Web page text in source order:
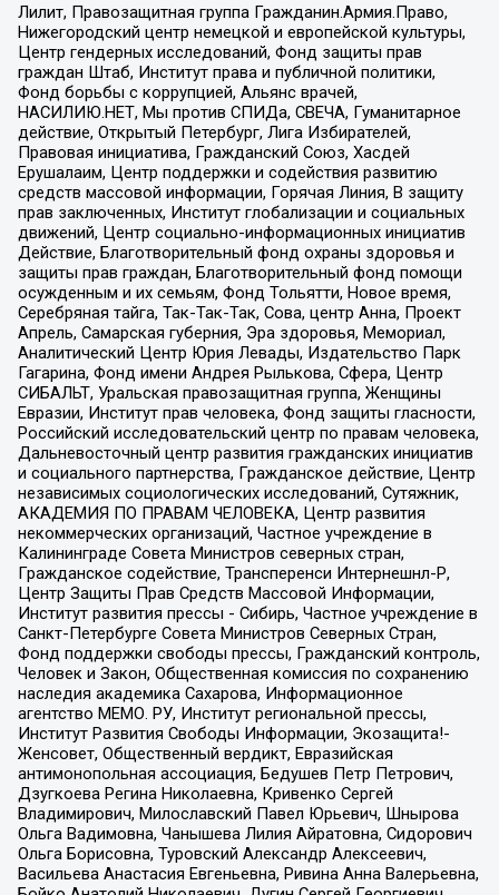
Лилит, Правозащитная группа Гражданин.Армия.Право,
Нижегородский центр немецкой и европейской культуры,
Центр гендерных исследований, Фонд защиты прав
граждан Штаб, Институт права и публичной политики,
Фонд борьбы с коррупцией, Альянс врачей,
НАСИЛИЮ.НЕТ, Мы против СПИДа, СВЕЧА, Гуманитарное
действие, Открытый Петербург, Лига Избирателей,
Правовая инициатива, Гражданский Союз, Хасдей
Ерушалаим, Центр поддержки и содействия развитию
средств массовой информации, Горячая Линия, В защиту
прав заключенных, Институт глобализации и социальных
движений, Центр социально-информационных инициатив
Действие, Благотворительный фонд охраны здоровья и
защиты прав граждан, Благотворительный фонд помощи
осужденным и их семьям, Фонд Тольятти, Новое время,
Серебряная тайга, Так-Так-Так, Сова, центр Анна, Проект
Апрель, Самарская губерния, Эра здоровья, Мемориал,
Аналитический Центр Юрия Левады, Издательство Парк
Гагарина, Фонд имени Андрея Рылькова, Сфера, Центр
СИБАЛЬТ, Уральская правозащитная группа, Женщины
Евразии, Институт прав человека, Фонд защиты гласности,
Российский исследовательский центр по правам человека,
Дальневосточный центр развития гражданских инициатив
и социального партнерства, Гражданское действие, Центр
независимых социологических исследований, Сутяжник,
АКАДЕМИЯ ПО ПРАВАМ ЧЕЛОВЕКА, Центр развития
некоммерческих организаций, Частное учреждение в
Калининграде Совета Министров северных стран,
Гражданское содействие, Трансперенси Интернешнл-Р,
Центр Защиты Прав Средств Массовой Информации,
Институт развития прессы - Сибирь, Частное учреждение в
Санкт-Петербурге Совета Министров Северных Стран,
Фонд поддержки свободы прессы, Гражданский контроль,
Человек и Закон, Общественная комиссия по сохранению
наследия академика Сахарова, Информационное
агентство МЕМО. РУ, Институт региональной прессы,
Институт Развития Свободы Информации, Экозащита!-
Женсовет, Общественный вердикт, Евразийская
антимонопольная ассоциация, Бедушев Петр Петрович,
Дзугкоева Регина Николаевна, Кривенко Сергей
Владимирович, Милославский Павел Юрьевич, Шнырова
Ольга Вадимовна, Чанышева Лилия Айратовна, Сидорович
Ольга Борисовна, Туровский Александр Алексеевич,
Васильева Анастасия Евгеньевна, Ривина Анна Валерьевна,